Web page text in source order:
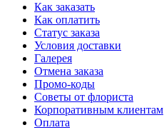
Как заказать
Как оплатить
Статус заказа
Условия доставки
Галерея
Отмена заказа
Промо-коды
Советы от флориста
Корпоративным клиентам
Оплата